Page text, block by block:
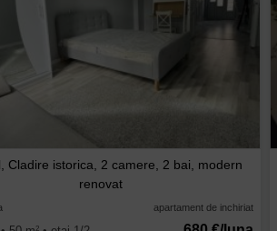
Cladire istorica, 2 camere, 2 bai, modern
renovat
apartament de inchiriat
2